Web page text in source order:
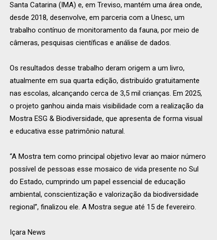
Santa Catarina (IMA) e, em Treviso, mantém uma área onde,
desde 2018, desenvolve, em parceria com a Unesc, um
trabalho contínuo de monitoramento da fauna, por meio de
câmeras, pesquisas científicas e análise de dados.
Os resultados desse trabalho deram origem a um livro,
atualmente em sua quarta edição, distribuído gratuitamente
nas escolas, alcançando cerca de 3,5 mil crianças. Em 2025,
o projeto ganhou ainda mais visibilidade com a realização da
Mostra ESG & Biodiversidade, que apresenta de forma visual
e educativa esse patrimônio natural.
“A Mostra tem como principal objetivo levar ao maior número
possível de pessoas esse mosaico de vida presente no Sul
do Estado, cumprindo um papel essencial de educação
ambiental, conscientização e valorização da biodiversidade
regional”, finalizou ele. A Mostra segue até 15 de fevereiro.
Içara News